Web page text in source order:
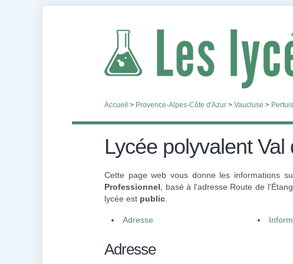
Accueil > Provence-Alpes-Côte d'Azur > Vaucluse > Pertuis
Lycée polyvalent
Cette page web vous donne les informations
Professionnel , basé à l'adresse Route de
lycée est public
Adresse
Adresse